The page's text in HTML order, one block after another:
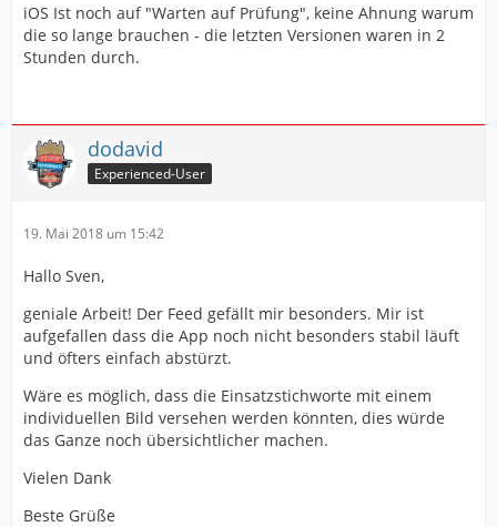
iOS Ist noch auf "Warten auf Prüfung", keine Ahnung warum
die so lange brauchen - die letzten Versionen waren in 2
Stunden durch.
dodavid
Experienced-User
19. Mai 2018 um 15:42
Hallo Sven,
geniale Arbeit! Der Feed gefällt mir besonders. Mir ist
aufgefallen dass die App noch nicht besonders stabil läuft
und öfters einfach abstürzt.
Wäre es möglich, dass die Einsatzstichworte mit einem
individuellen Bild versehen werden könnten, dies würde
das Ganze noch übersichtlicher machen.
Vielen Dank
Beste Grüße